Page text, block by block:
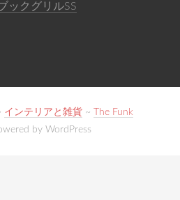
ックグリルSS
インテリアと雑貨~
The Funk
by WordPress